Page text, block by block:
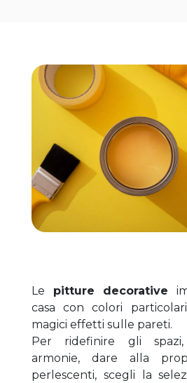
Le pitture decorative
casa con colori
magici effetti sulle pareti.
Per ridefinire gli
armonie, dare alla
perlescenti, scegli la